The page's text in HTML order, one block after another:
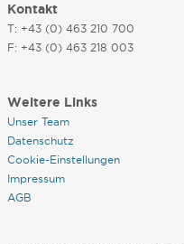
Kontakt
T: +43 (0) 463 210 700
F: +43 (0) 463 218 003
Weitere Links
Unser Team
Datenschutz
Cookie-Einstellungen
Impressum
AGB